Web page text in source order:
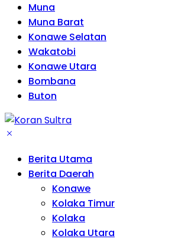
Muna
Muna Barat
Konawe Selatan
Wakatobi
Konawe Utara
Bombana
Buton
Berita Utama
Berita Daerah
Konawe
Kolaka Timur
Kolaka
Kolaka Utara